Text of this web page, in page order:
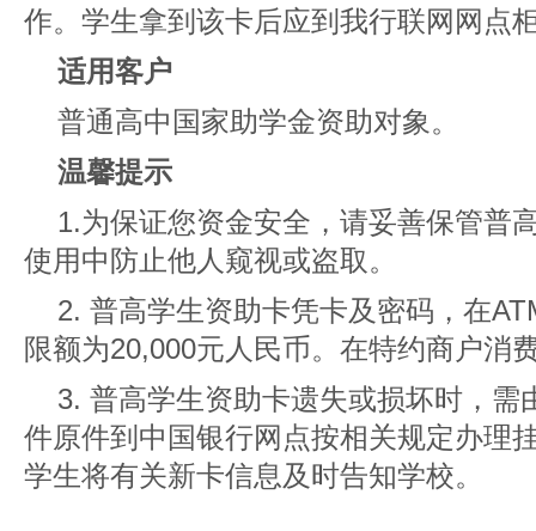
作。学生拿到该卡后应到我行联网网点
适用客户
普通高中国家助学金资助对象。
温馨提示
1.为保证您资金安全，请妥善保管普
使用中防止他人窥视或盗取。
2. 普高学生资助卡凭卡及密码，在
限额为20,000元人民币。在特约商户消
3. 普高学生资助卡遗失或损坏时，需
件原件到中国银行网点按相关规定办理
学生将有关新卡信息及时告知学校。